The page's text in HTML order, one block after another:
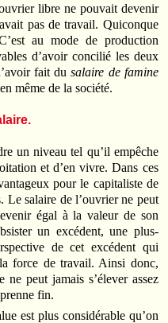
libre ne pouvait devenir
pas de travail. Quiconque
au mode de production
d’avoir concilié les deux
fait dusalaire de famine
même de la société.
un niveau tel qu’il empêche
et d’en vivre. Dans ces
pour le capitaliste de
Le salaire de l’ouvrier ne peut
égal à la valeur de son
un excédent, une plus-
de cet excédent qui
force de travail. Ainsi donc,
ne peut jamais s’élever assez
fin.
est plus considérable qu’on